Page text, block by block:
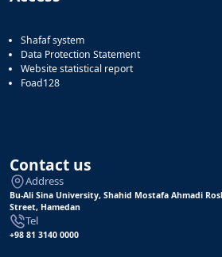
Shafaf system
Data Protection Statement
Website statistical report
Foad128
Contact us
Address
Bu-Ali Sina University, Shahid Mostafa Ahmadi
Street, Hamedan
Tel
+98 81 3140 0000